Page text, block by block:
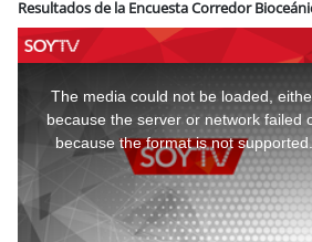
Resultados de la Encuesta Corredor
logística e infraestructura ferroviaria
window.
The media could not be loaded,
because the server or network failed
because the format is not supported.